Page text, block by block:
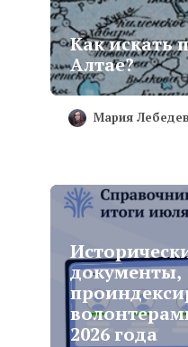
Как искать
Алтае?
Мария
документы,
2026 года